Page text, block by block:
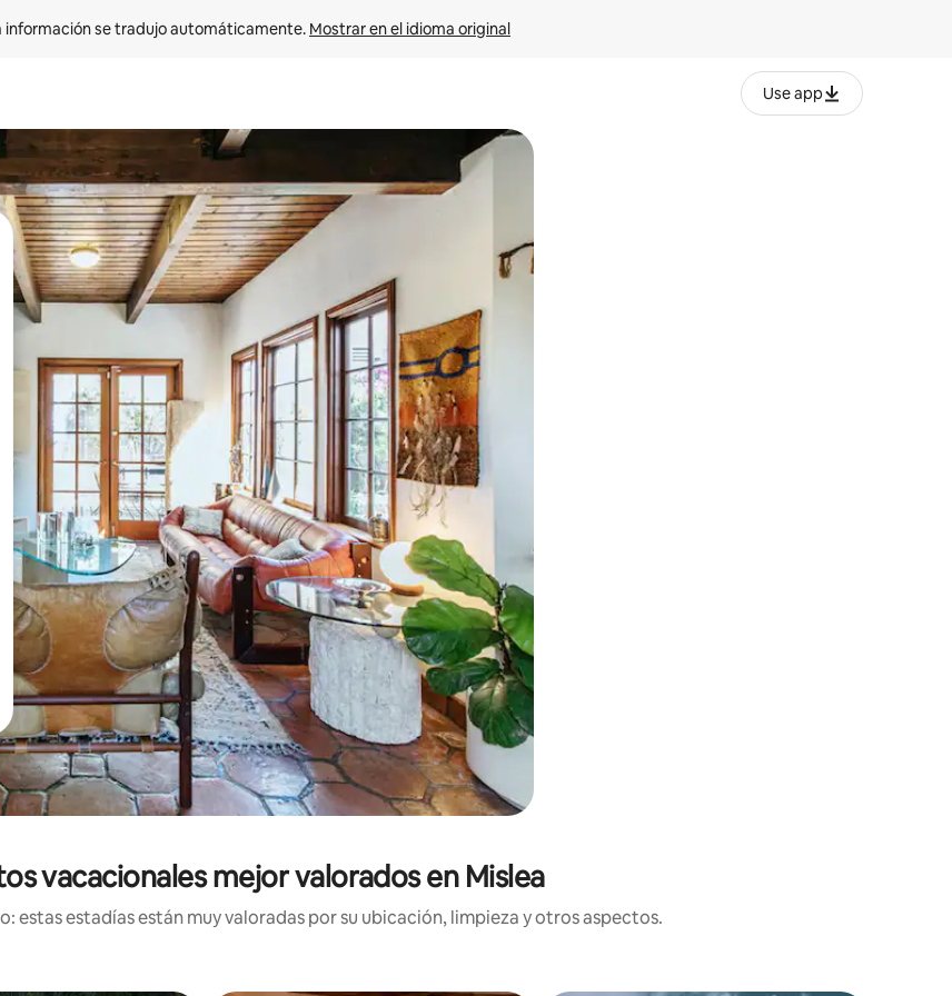
información se tradujo automáticamente. Mostrar en el idioma original
Use app
de flecha hacia arriba y hacia abajo o explora con el tacto o desliza el dedo.
vacacionales mejor valorados en Mislea
estas estadías están muy valoradas por su ubicación, limpieza y otros aspectos.